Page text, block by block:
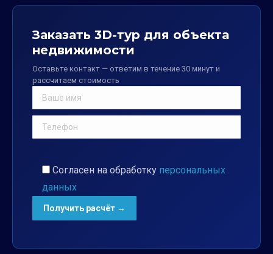
Заказать 3D-тур для объекта
недвижимости
Оставьте контакт — ответим в течение 30 минут и
рассчитаем стоимость
Согласен на обработку персональных
данных